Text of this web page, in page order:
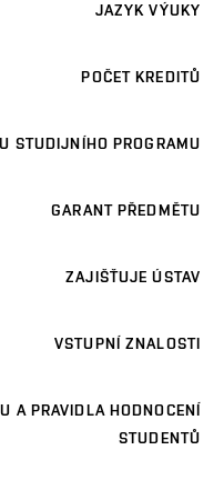
JAZYK VÝUKY
POČET KREDITŮ
STUDIJNÍHO PROGRAMU
GARANT PŘEDMĚTU
ZAJIŠŤUJE ÚSTAV
VSTUPNÍ ZNALOSTI
A PRAVIDLA HODNOCENÍ
STUDENTŮ